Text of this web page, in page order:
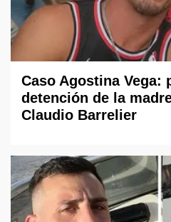
Caso Agostina Vega:
detención de la
Claudio Barrelier